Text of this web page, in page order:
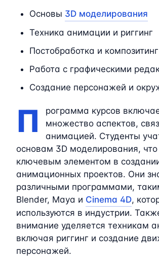
Основы 3D моделирования
Техника анимации и риггинг
Постобработка и композитинг
Работа с графическими
Создание персонажей и
П
рограмма курсов
множество аспектов,
анимацией. Студенты
основам 3D моделирования, что
ключевым элементом в
анимационных проектов. Они
различными программами,
Blender, Maya и Cinema 4D,
используются в индустрии.
внимание уделяется техникам
включая риггинг и создание
персонажей.